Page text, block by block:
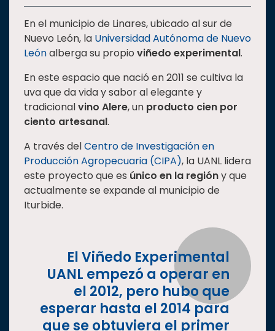
TEMAS
Oferta
Estudiantes
Rectoría
Internacionalización
Responsabilidad
social
Vinculación
En el municipio de Linares, ubicado al sur de
Nuevo León, la Universidad Autónoma de Nuevo
Leónalberga su propio viñedo experimental.
En este espacio que nació en 2011 se cultiva la
uva que da vida y sabor al elegante y
tradicionalvino Alere, un producto cien por
ciento artesanal.
A través delCentro de Investigación en
Producción Agropecuaria (CIPA), la UANL lidera
este proyecto que es único en la regióny que
actualmente se expande al municipio de
Iturbide.
El Viñedo Experimental
UANL empezó a operar en
el 2012, pero hubo que
esperar hasta el 2014 para
que se obtuviera el primer